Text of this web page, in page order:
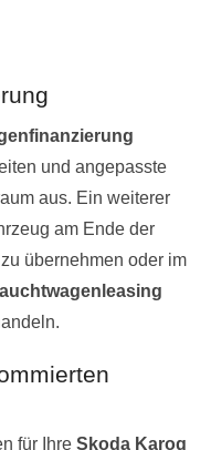
und angepasste
aus. Ein weiterer
am Ende der
übernehmen oder im
für Ihre Skoda Karoq